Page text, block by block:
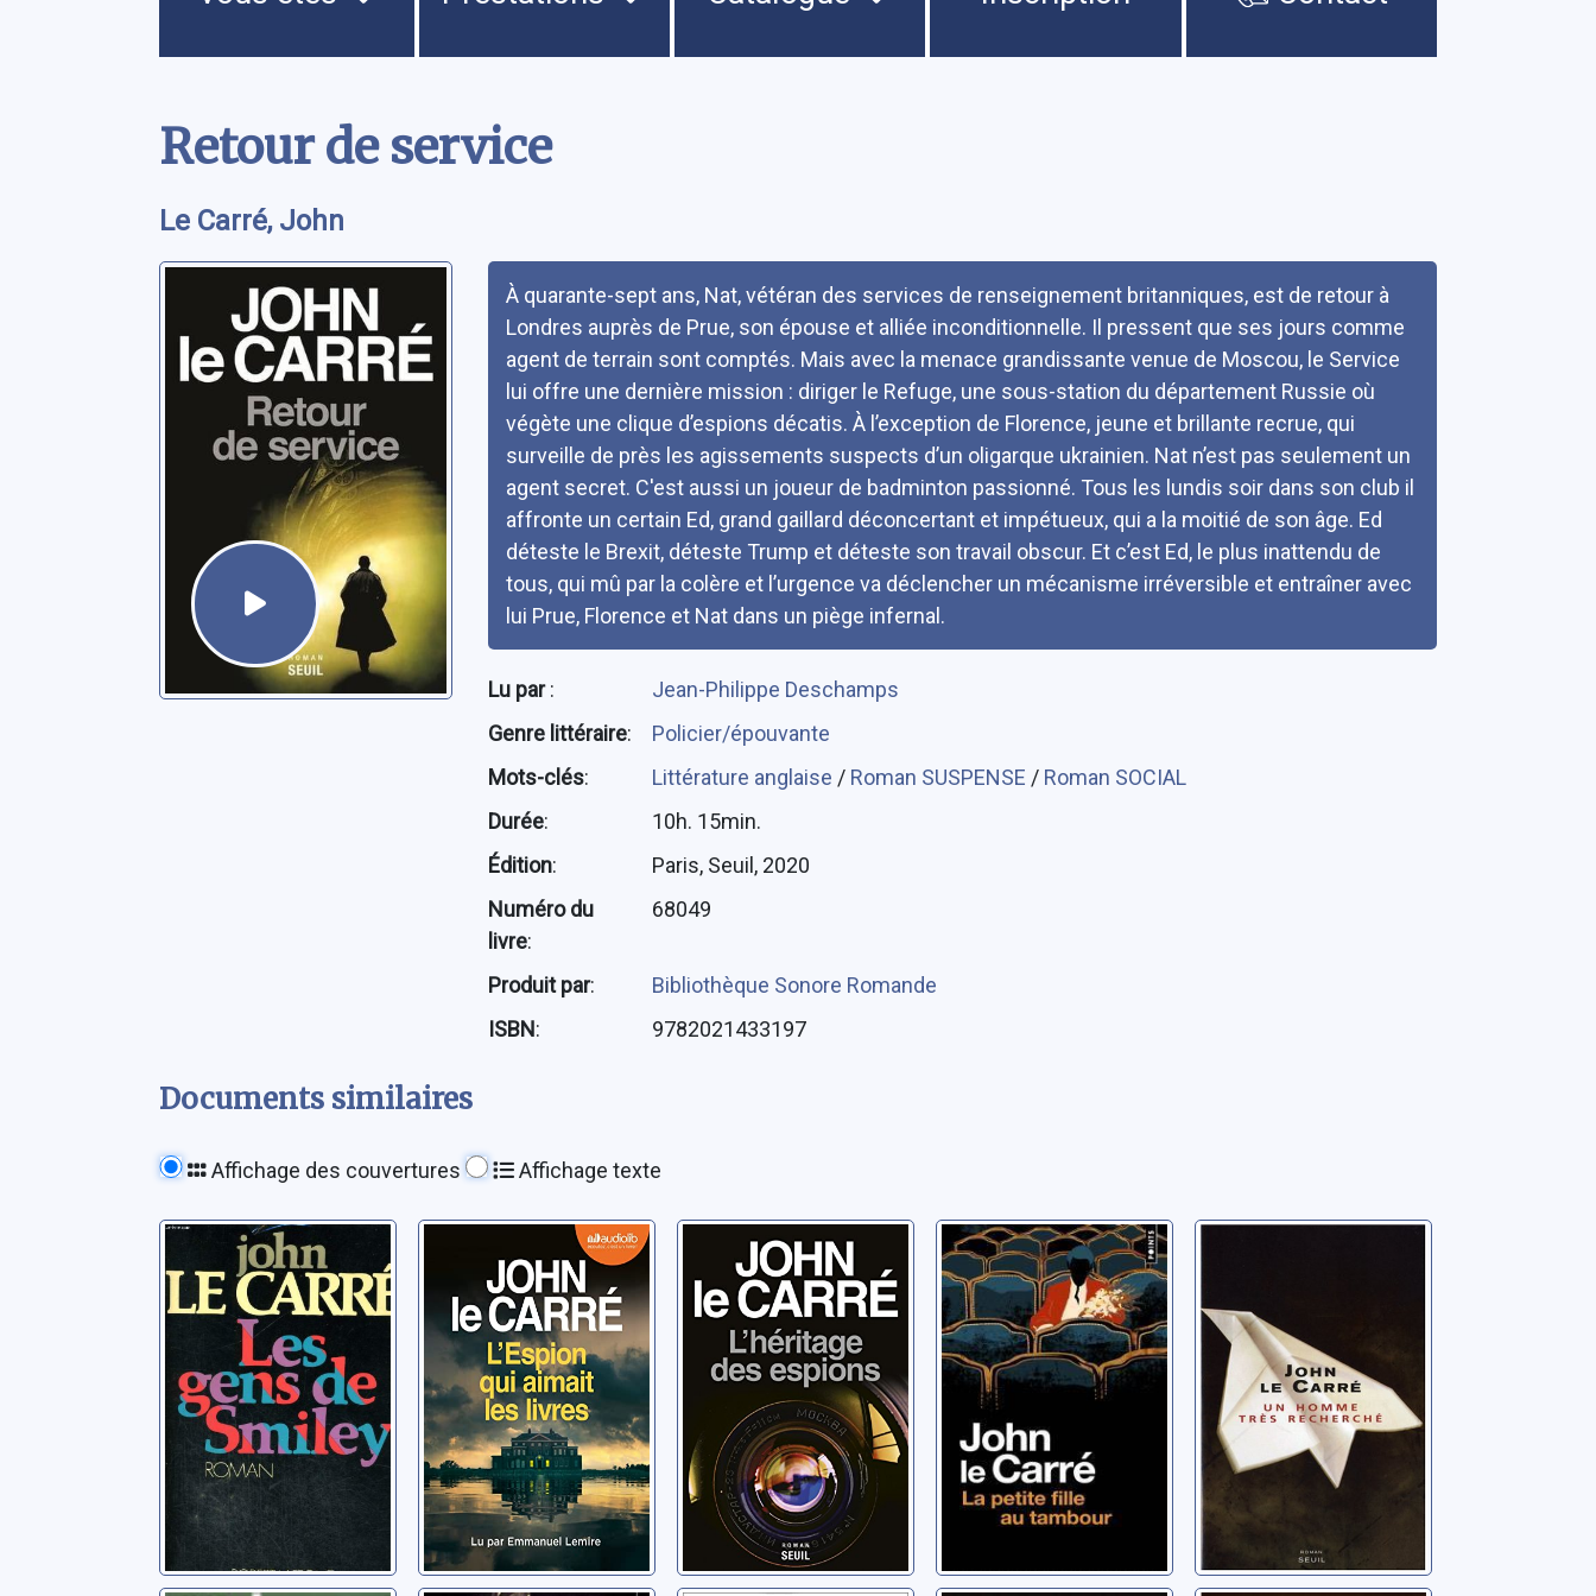
Retour de service
Le Carré, John
À quarante-sept ans, Nat, vétéran des services de renseignement britanniques, est de retour à
Londres auprès de Prue, son épouse et alliée inconditionnelle. Il pressent que ses jours comme
agent de terrain sont comptés. Mais avec la menace grandissante venue de Moscou, le Service
lui offre une dernière mission : diriger le Refuge, une sous-station du département Russie où
végète une clique d’espions décatis. À l’exception de Florence, jeune et brillante recrue, qui
surveille de près les agissements suspects d’un oligarque ukrainien. Nat n’est pas seulement un
agent secret. C'est aussi un joueur de badminton passionné. Tous les lundis soir dans son club il
affronte un certain Ed, grand gaillard déconcertant et impétueux, qui a la moitié de son âge. Ed
déteste le Brexit, déteste Trump et déteste son travail obscur. Et c’est Ed, le plus inattendu de
tous, qui mû par la colère et l’urgence va déclencher un mécanisme irréversible et entraîner avec
lui Prue, Florence et Nat dans un piège infernal.
Lu par:
Jean-Philippe Deschamps
Genre littéraire:
Policier/épouvante
Mots-clés: Littérature anglaise / Roman SUSPENSE / Roman SOCIAL
Durée:
10h. 15min.
Édition:
Paris, Seuil, 2020
Numéro du
livre:
68049
Produit par:
Bibliothèque Sonore Romande
ISBN: 9782021433197
Documents similaires
Affichage des couvertures Affichage texte
La trilogie de
Karla: 03: Les
gens de Smiley
Le Carré, John
L'espion qui
aimait les livres
Le Carré, John
L'héritage des
espions
Le Carré, John
La petite fille au
tambour
Le Carré, John
roman
Le Carré, John